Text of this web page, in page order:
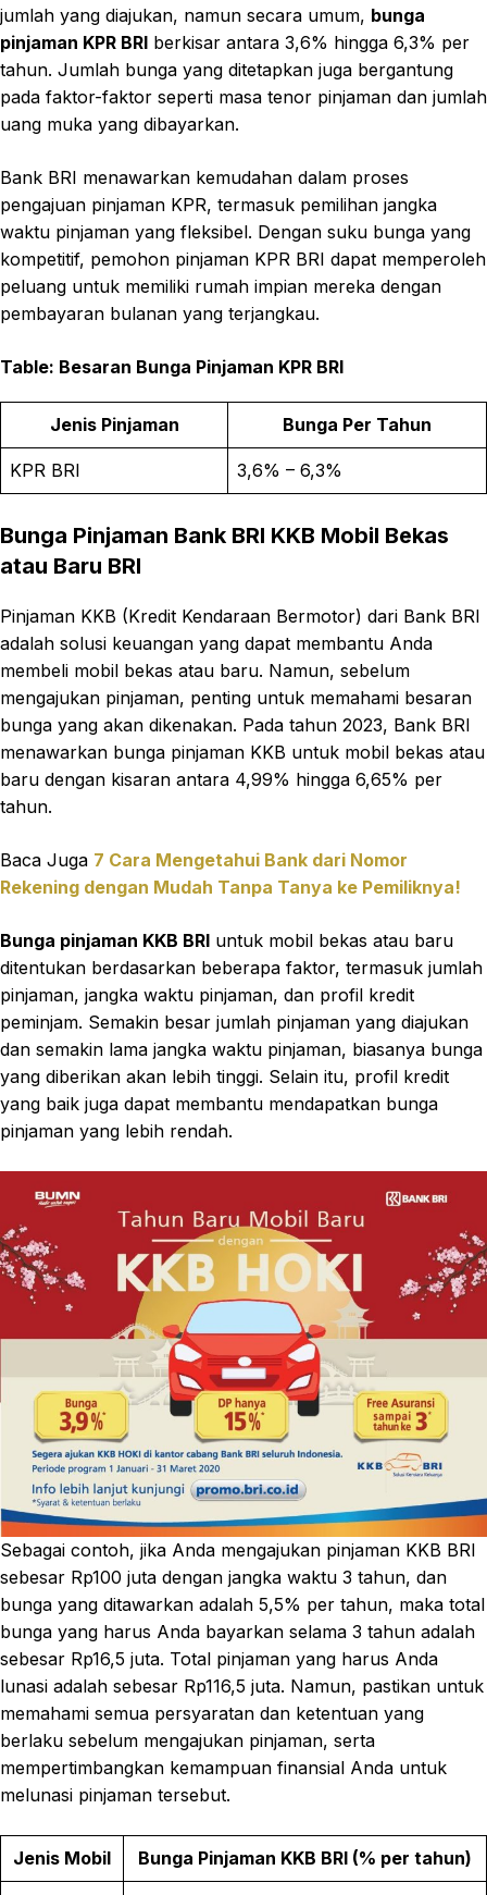
jumlah yang diajukan, namun secara umum, bunga
pinjaman KPR BRI berkisar antara 3,6% hingga 6,3% per
tahun. Jumlah bunga yang ditetapkan juga bergantung
pada faktor-faktor seperti masa tenor pinjaman dan jumlah
uang muka yang dibayarkan.
Bank BRI menawarkan kemudahan dalam proses
pengajuan pinjaman KPR, termasuk pemilihan jangka
waktu pinjaman yang fleksibel. Dengan suku bunga yang
kompetitif, pemohon pinjaman KPR BRI dapat memperoleh
peluang untuk memiliki rumah impian mereka dengan
pembayaran bulanan yang terjangkau.
Table: Besaran Bunga Pinjaman KPR BRI
Jenis Pinjaman Bunga Per Tahun
KPR BRI 3,6% – 6,3%
Bunga Pinjaman Bank BRI KKB Mobil Bekas
atau Baru BRI
Pinjaman KKB (Kredit Kendaraan Bermotor) dari Bank BRI
adalah solusi keuangan yang dapat membantu Anda
membeli mobil bekas atau baru. Namun, sebelum
mengajukan pinjaman, penting untuk memahami besaran
bunga yang akan dikenakan. Pada tahun 2023, Bank BRI
menawarkan bunga pinjaman KKB untuk mobil bekas atau
baru dengan kisaran antara 4,99% hingga 6,65% per
tahun.
Baca Juga 7 Cara Mengetahui Bank dari Nomor
Rekening dengan Mudah Tanpa Tanya ke Pemiliknya!
Bunga pinjaman KKB BRI untuk mobil bekas atau baru
ditentukan berdasarkan beberapa faktor, termasuk jumlah
pinjaman, jangka waktu pinjaman, dan profil kredit
peminjam. Semakin besar jumlah pinjaman yang diajukan
dan semakin lama jangka waktu pinjaman, biasanya bunga
yang diberikan akan lebih tinggi. Selain itu, profil kredit
yang baik juga dapat membantu mendapatkan bunga
pinjaman yang lebih rendah.
Sebagai contoh, jika Anda mengajukan pinjaman KKB BRI
sebesar Rp100 juta dengan jangka waktu 3 tahun, dan
bunga yang ditawarkan adalah 5,5% per tahun, maka total
bunga yang harus Anda bayarkan selama 3 tahun adalah
sebesar Rp16,5 juta. Total pinjaman yang harus Anda
lunasi adalah sebesar Rp116,5 juta. Namun, pastikan untuk
memahami semua persyaratan dan ketentuan yang
berlaku sebelum mengajukan pinjaman, serta
mempertimbangkan kemampuan finansial Anda untuk
melunasi pinjaman tersebut.
Jenis Mobil Bunga Pinjaman KKB BRI (% per tahun)